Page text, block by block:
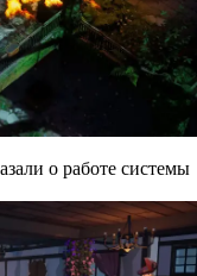
о работе системы